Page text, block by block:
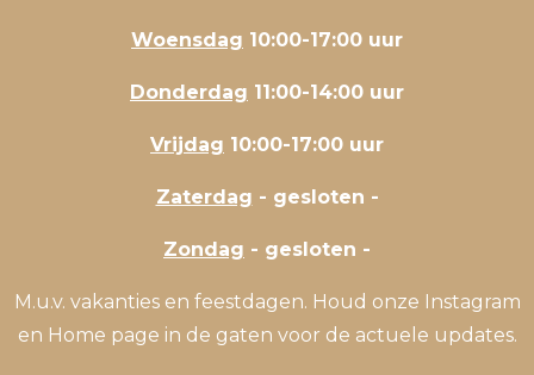
Woensdag 10:00-17:00 uur
Donderdag 11:00-14:00 uur
Vrijdag 10:00-17:00 uur
Zaterdag - gesloten -
Zondag - gesloten -
M.u.v. vakanties en feestdagen. Houd onze Instagram
en Home page in de gaten voor de actuele updates.